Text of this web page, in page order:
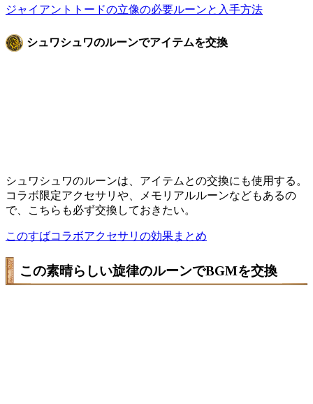
ジャイアントトードの立像の必要ルーンと入手方法
シュワシュワのルーンでアイテムを交換
シュワシュワのルーンは、アイテムとの交換にも使用する。
コラボ限定アクセサリや、メモリアルルーンなどもあるの
で、こちらも必ず交換しておきたい。
このすばコラボアクセサリの効果まとめ
この素晴らしい旋律のルーンでBGMを交換